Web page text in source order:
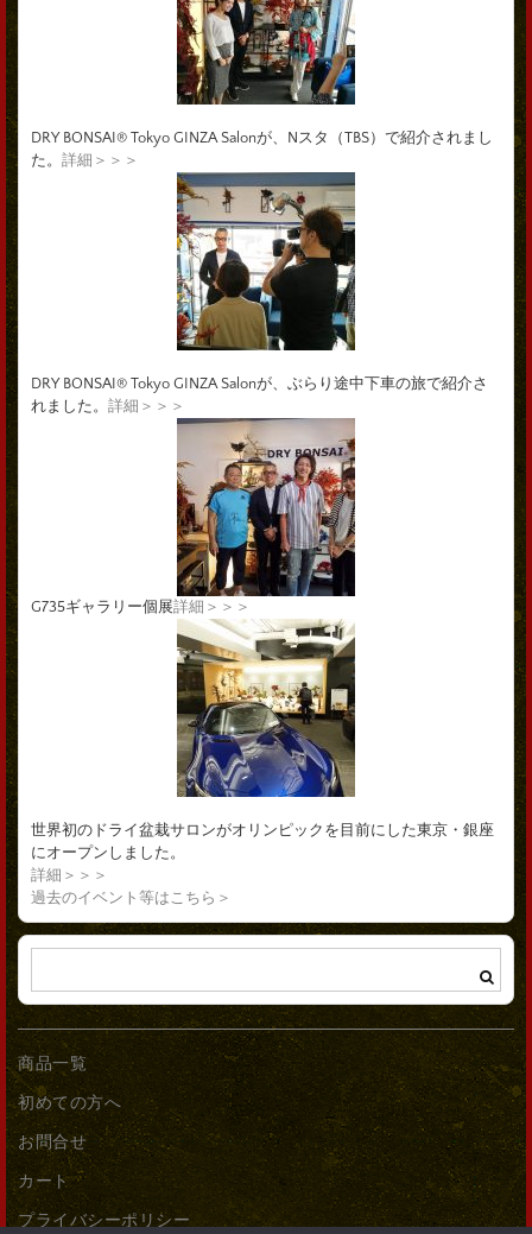
DRY BONSAI® Tokyo GINZA Salonが、Nスタ（TBS）で紹介されまし
た。 詳細＞＞＞
DRY BONSAI® Tokyo GINZA Salonが、ぶらり途中下車の旅で紹介さ
れました。 詳細＞＞＞
G735ギャラリー個展詳細＞＞＞
世界初のドライ盆栽サロンがオリンピックを目前にした東京・銀座
にオープンしました。
詳細＞＞＞
過去のイベント等はこちら＞
商品一覧
初めての方へ
お問合せ
カート
プライバシーポリシー